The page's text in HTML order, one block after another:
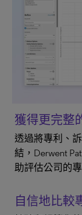
獲得更完整
透過將專利、
結，Derwent
助評估公司的
自信地比較